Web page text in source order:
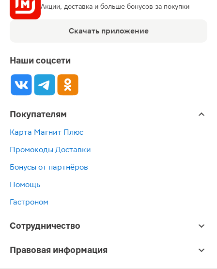
Акции, доставка и больше бонусов за покупки
Скачать приложение
Наши соцсети
Покупателям
Карта Магнит Плюс
Промокоды Доставки
Бонусы от партнёров
Помощь
Гастроном
Сотрудничество
Правовая информация